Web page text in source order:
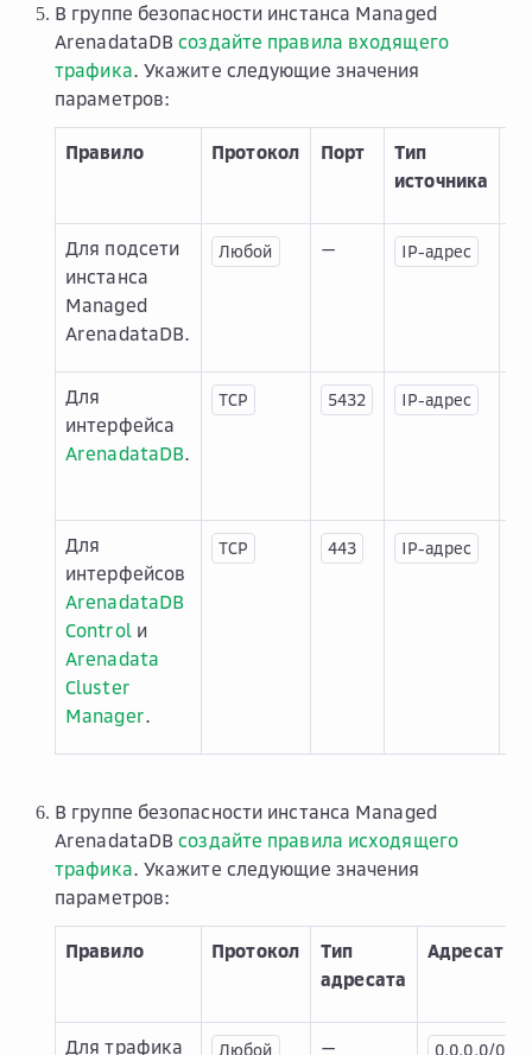
В группе безопасности инстанса Managed
ArenadataDBсоздайте правила входящего
трафика. Укажите следующие значения
параметров:
Правило Протокол Порт
Тип
источника
Для подсети
инстанса
Managed
ArenadataDB.
Любой — IP-адрес
Для
интерфейса
ArenadataDB.
TCP 5432 IP-адрес
Для
интерфейсов
ArenadataDB
Controlи
Arenadata
Cluster
Manager.
TCP 443 IP-адрес
В группе безопасности инстанса Managed
ArenadataDBсоздайте правила исходящего
трафика. Укажите следующие значения
параметров:
Правило Протокол
Тип
адресата
Адресат
Для трафика
Любой — 0.0.0.0/0